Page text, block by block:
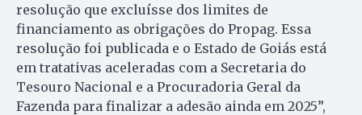
resolução que excluísse dos limites de
financiamento as obrigações do Propag. Essa
resolução foi publicada e o Estado de Goiás está
em tratativas aceleradas com a Secretaria do
Tesouro Nacional e a Procuradoria Geral da
Fazenda para finalizar a adesão ainda em 2025”,